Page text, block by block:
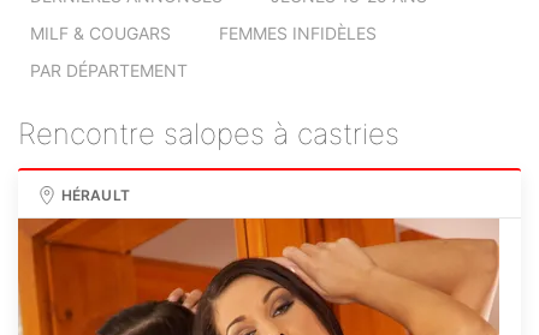
MILF & COUGARS
FEMMES INFIDÈLES
PAR DÉPARTEMENT
Rencontre salopes à castries
HÉRAULT